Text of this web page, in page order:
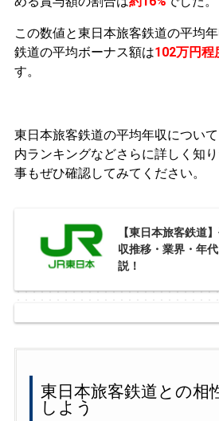
この数値と東日本旅客鉄道の平均
鉄道の平均ボーナス額は102万円程
す。
東日本旅客鉄道の平均年収につい
内ランキングなどさらに詳しく知
事もぜひ確認してみてください。
【東日本旅客鉄道
収推移・業界・年
説！
東日本旅客鉄道との相
しよう